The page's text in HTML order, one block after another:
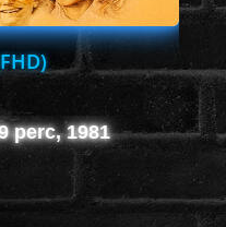
perc, 1981